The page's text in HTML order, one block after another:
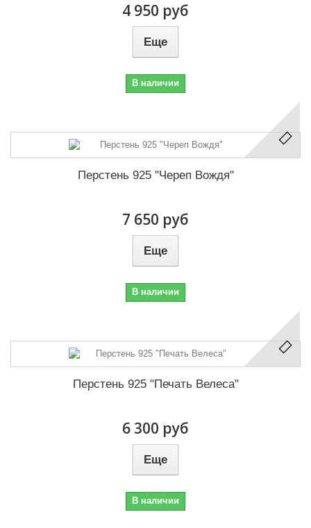
4 950 руб
Еще
В наличии
Перстень 925 "Череп Вождя"
7 650 руб
Еще
В наличии
Перстень 925 "Печать Велеса"
6 300 руб
Еще
В наличии